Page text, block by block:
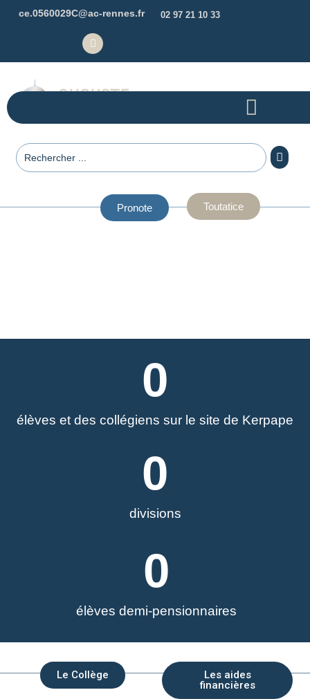
02 97 21 10 33
ce.0560029C@ac-rennes.fr
Pronote Toutatice
élèves et des collégiens sur le site de Kerpape
0
divisions
0
élèves demi-pensionnaires
0
Le Collège
Les aides
financières